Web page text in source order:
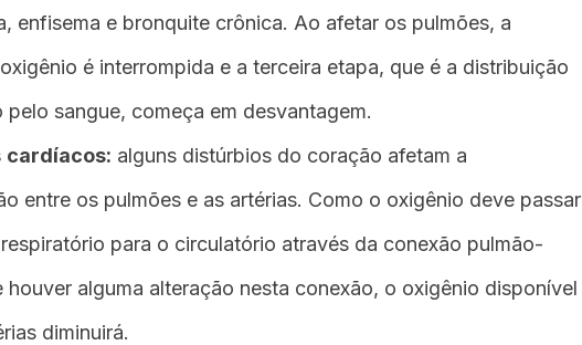
enfisema e bronquite crônica. Ao afetar os pulmões, a
é interrompida e a terceira etapa, que é a distribuição
pelo sangue, começa em desvantagem.
cardíacos: alguns distúrbios do coração afetam a
entre os pulmões e as artérias. Como o oxigênio deve passar
para o circulatório através da conexão pulmão-
houver alguma alteração nesta conexão, o oxigênio disponível
diminuirá.